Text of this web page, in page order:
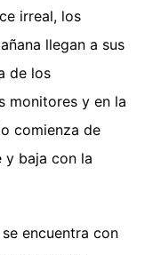
irreal, los
llegan a sus
de los
monitores y en la
comienza de
y baja con la
encuentra con